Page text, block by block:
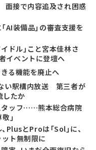
面接で内容追及され困惑
AI装備品」の審査支援を
ドル」こと宮本佳林さ
イベントに登壇へ
る機能を廃止へ
い駅構内放送 第三者が
したか
タッフ……熊本総合病院
」
PlusとProは「Sol」に、
ト無制限に